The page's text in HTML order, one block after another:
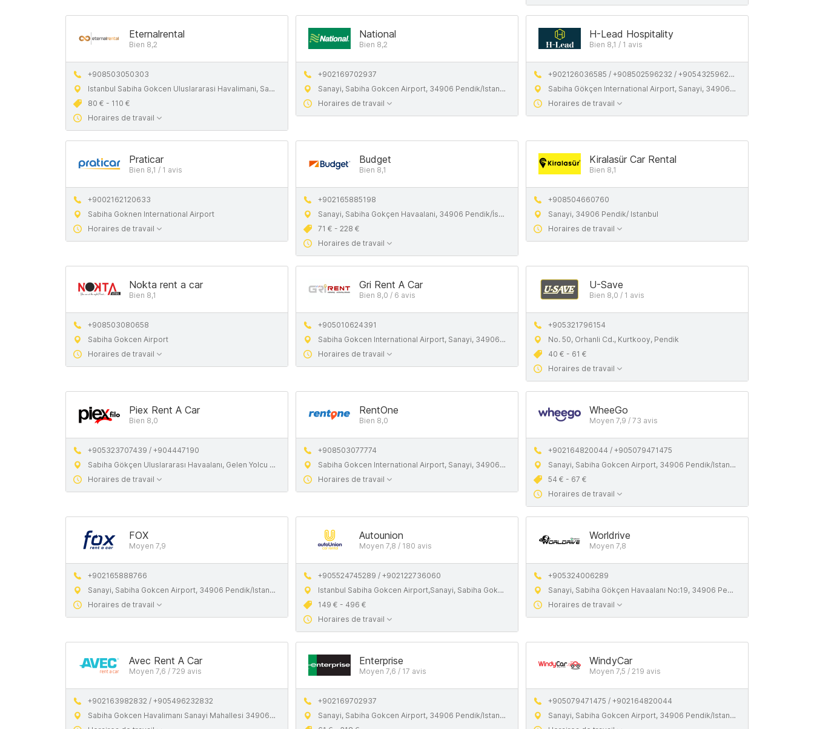
Eternalrental
Bien 8,2
+908503050303
Istanbul Sabiha Gokcen Uluslararasi Havalimani, Sanayi, 34906 Pendik, Istanbul
80 € - 110 €
Horaires de travail
National
Bien 8,2
+902169702937
Sanayi, Sabiha Gokcen Airport, 34906 Pendik/Istanbul, Turkey
Horaires de travail
H-Lead Hospitality
Bien 8,1 / 1 avis
+902126036585 / +908502596232 / +905432596232
Sabiha Gökçen International Airport, Sanayi, 34906 Pendik/İstanbul
Horaires de travail
Praticar
Bien 8,1 / 1 avis
+9002162120633
Sabiha Goknen International Airport
Horaires de travail
Budget
Bien 8,1
+902165885198
Sanayi, Sabiha Gokçen Havaalani, 34906 Pendik/İstanbul, Budget
71 € - 228 €
Horaires de travail
Kiralasür Car Rental
Bien 8,1
+908504660760
Sanayi, 34906 Pendik/ Istanbul
Horaires de travail
Nokta rent a car
Bien 8,1
+908503080658
Sabiha Gokcen Airport
Horaires de travail
Gri Rent A Car
Bien 8,0 / 6 avis
+905010624391
Sabiha Gokcen International Airport, Sanayi, 34906 Pendik, Istanbul
Horaires de travail
U-Save
Bien 8,0 / 1 avis
+905321796154
No. 50, Orhanli Cd., Kurtkooy, Pendik
40 € - 61 €
Horaires de travail
Piex Rent A Car
Bien 8,0
+905323707439 / +904447190
Sabiha Gökçen Uluslararası Havaalanı, Gelen Yolcu Katı Çıkışı, Kurtköy, Dış Hatlar Gelen Yolcu Katı, 34906 Pendik
Horaires de travail
RentOne
Bien 8,0
+908503077774
Sabiha Gokcen International Airport, Sanayi, 34906 Pendik, Istanbul
Horaires de travail
WheeGo
Moyen 7,9 / 73 avis
+902164820044 / +905079471475
Sanayi, Sabiha Gokcen Airport, 34906 Pendik/Istanbul, Turkey
54 € - 67 €
Horaires de travail
FOX
Moyen 7,9
+902165888766
Sanayi, Sabiha Gokcen Airport, 34906 Pendik/Istanbul, Turkey
Horaires de travail
Autounion
Moyen 7,8 / 180 avis
+905524745289 / +902122736060
Istanbul Sabiha Gokcen Airport,Sanayi, Sabiha Gokcen Havaalanı, 34906 Pendik,İstanbul
149 € - 496 €
Horaires de travail
Worldrive
Moyen 7,8
+905324006289
Sanayi, Sabiha Gökçen Havaalanı No:19, 34906 Pendik/Istanbul
Horaires de travail
Avec Rent A Car
Moyen 7,6 / 729 avis
+902163982832 / +905496232832
Sabiha Gokcen Havalimanı Sanayi Mahallesi 34906 Pendik İstanbul
Enterprise
Moyen 7,6 / 17 avis
+902169702937
Sanayi, Sabiha Gokcen Airport, 34906 Pendik/Istanbul, Turkey
WindyCar
Moyen 7,5 / 219 avis
+905079471475 / +902164820044
Sanayi, Sabiha Gokcen Airport, 34906 Pendik/Istanbul, Turkey